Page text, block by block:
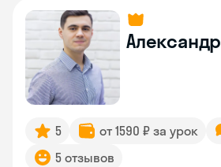
Александр
5 от 1590 ₽ за урок
5 отзывов